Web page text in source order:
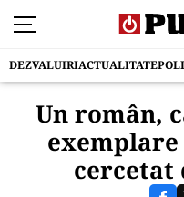
DEZVALUIRIACTUALITATE
Un român,